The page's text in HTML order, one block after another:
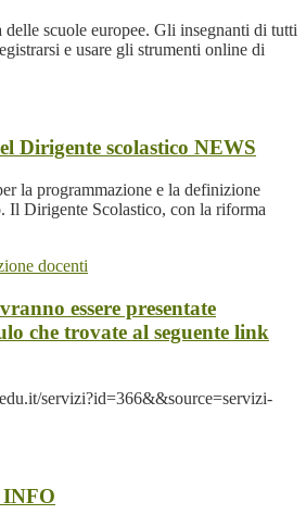
scuole europee. Gli insegnanti di tutti
e usare gli strumenti online di
Dirigente scolastico NEWS
la programmazione e la definizione
Il Dirigente Scolastico, con la riforma
essere presentate
che trovate al seguente link
servizi?id=366&&source=servizi-
INFO